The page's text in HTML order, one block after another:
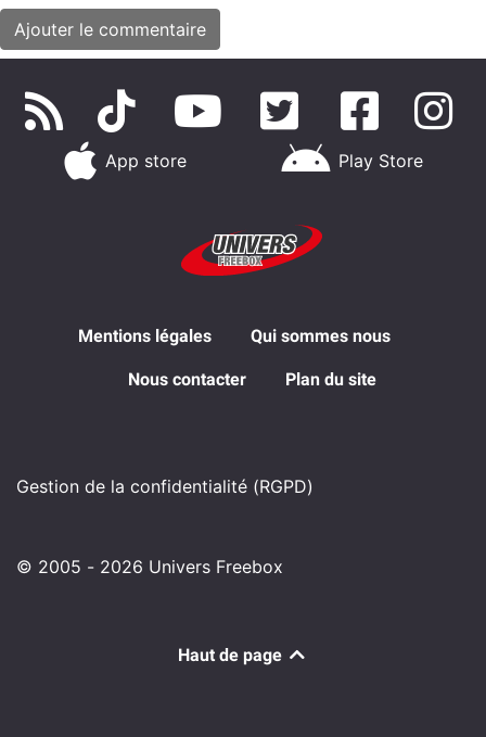
App store Play Store
Mentions légales Qui sommes nous
Nous contacter Plan du site
Gestion de la confidentialité (RGPD)
© 2005 - 2026 Univers Freebox
Haut de page